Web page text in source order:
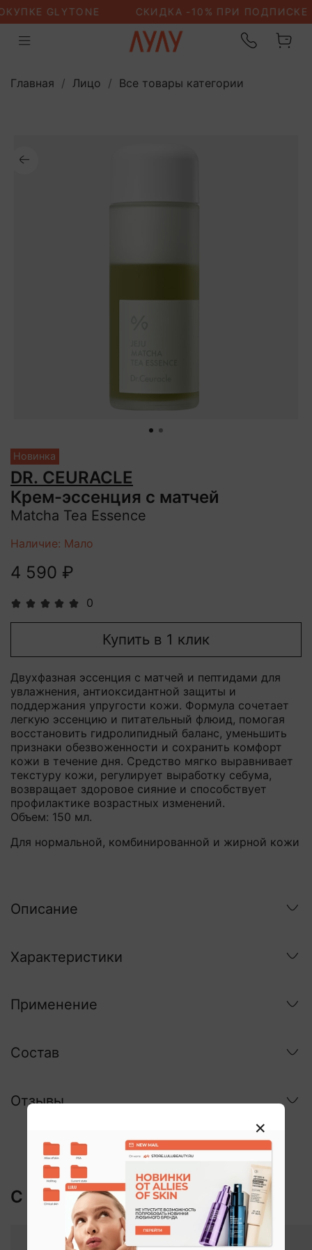
Главная Лицо Все товары категории
Новинка
0
DR. CEURACLE
Крем-эссенция с матчей
Matcha Tea Essence
Наличие: Мало
4 590 ₽
Купить в 1 клик
Двухфазная эссенция с матчей и пептидами для
увлажнения, антиоксидантной защиты и
поддержания упругости кожи. Формула сочетает
легкую эссенцию и питательный флюид, помогая
восстановить гидролипидный баланс, уменьшить
признаки обезвоженности и сохранить комфорт
кожи в течение дня. Средство мягко выравнивает
текстуру кожи, регулирует выработку себума,
возвращает здоровое сияние и способствует
профилактике возрастных изменений.
Объем: 150 мл.
Для нормальной, комбинированной и жирной кожи
Описание
Характеристики
Применение
Состав
Отзывы
С этим покупают: